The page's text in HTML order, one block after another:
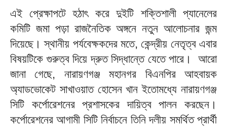
এই প্রেক্ষাপটে হঠাৎ করে দুইটি শক্তিশালী প্যানেলের
কমিটি জমা পড়া রাজনৈতিক অঙ্গনে নতুন আলোচনার জন্ম
দিয়েছে। স্থানীয় পর্যবেক্ষকদের মতে, কেন্দ্রীয় নেতৃত্ব এবার
বিষয়টিকে গুরুত্ব দিয়ে দ্রুত সিদ্ধান্তে যেতে পারে। আরো
জানা গেছে, নারায়ণগঞ্জ মহানগর বিএনপির আহবায়ক
অ্যাডভোকেট সাখাওয়াত হোসেন খান ইতোমধ্যে নারায়ণগঞ্জ
সিটি কর্পোরেশনের প্রশাসকের দায়িত্ব পালন করছেন।
কর্পোরেশনের আগামী সিটি নির্বাচনে তিনি দলীয় সমর্থিত প্রার্থী